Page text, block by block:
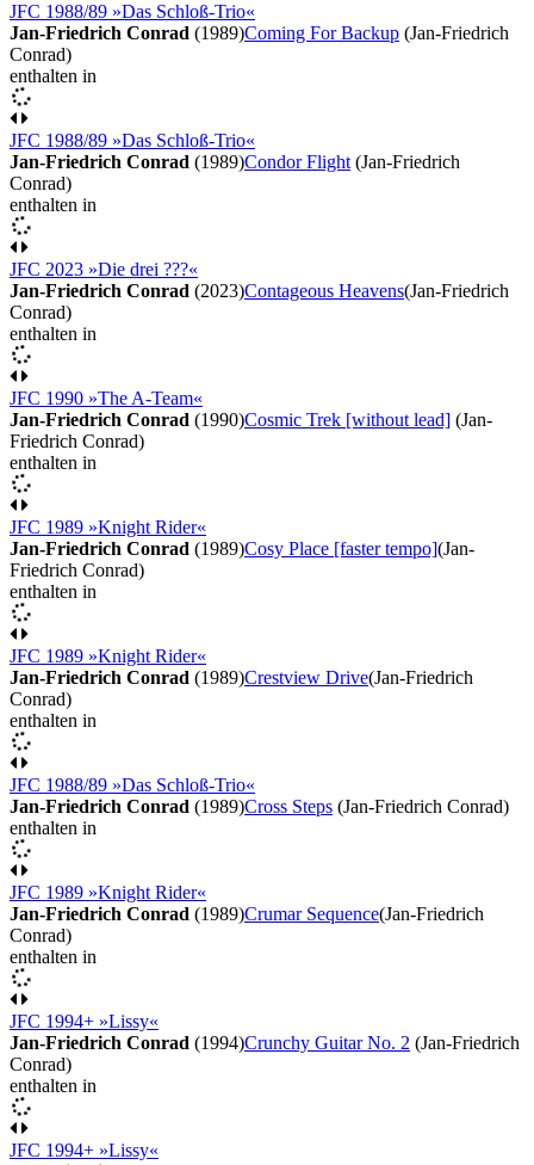
JFC 1988/89 »Das Schloß-Trio«
Jan-Friedrich Conrad (1989)Coming For Backup (Jan-Friedrich
Conrad)
enthalten in
JFC 1988/89 »Das Schloß-Trio«
Jan-Friedrich Conrad (1989)Condor Flight (Jan-Friedrich
Conrad)
enthalten in
JFC 2023 »Die drei ???«
Jan-Friedrich Conrad (2023)Contageous Heavens(Jan-Friedrich
Conrad)
enthalten in
JFC 1990 »The A-Team«
Jan-Friedrich Conrad (1990)Cosmic Trek [without lead] (Jan-
Friedrich Conrad)
enthalten in
JFC 1989 »Knight Rider«
Jan-Friedrich Conrad (1989)Cosy Place [faster tempo](Jan-
Friedrich Conrad)
enthalten in
JFC 1989 »Knight Rider«
Jan-Friedrich Conrad (1989)Crestview Drive(Jan-Friedrich
Conrad)
enthalten in
JFC 1988/89 »Das Schloß-Trio«
Jan-Friedrich Conrad (1989)Cross Steps (Jan-Friedrich Conrad)
enthalten in
JFC 1989 »Knight Rider«
Jan-Friedrich Conrad (1989)Crumar Sequence(Jan-Friedrich
Conrad)
enthalten in
JFC 1994+ »Lissy«
Jan-Friedrich Conrad (1994)Crunchy Guitar No. 2 (Jan-Friedrich
Conrad)
enthalten in
JFC 1994+ »Lissy«